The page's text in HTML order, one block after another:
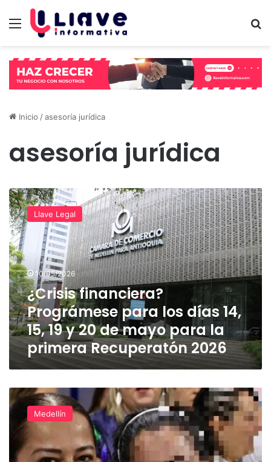
Menú
Inicio /asesoría jurídica
asesoría jurídica
¿Crisis
financiera?
Prográmese
para
los
días
14,
15,
19
y
20
de
mayo
la
Recuperatón
2026
Llave Legal
10/05/2026
¿Crisis financiera?
Prográmese para los días 14,
15, 19 y 20 de mayo para la
primera Recuperatón 2026
Se
gradúaron
personas
privadas
de
Medellín